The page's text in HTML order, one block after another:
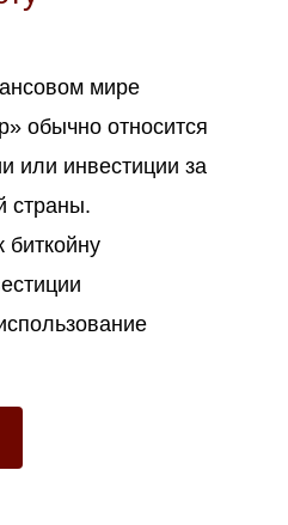
мире
обычно относится
или инвестиции за
страны.
биткойну